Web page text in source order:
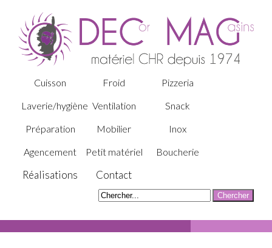
Cuisson Froid
Pizzeria
Laverie/hygiène Ventilation
Snack
Préparation
Mobilier
Inox
Agencement
Petit matériel Boucherie
Réalisations Contact